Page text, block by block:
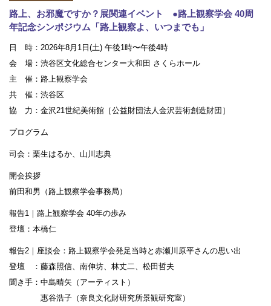
路上、お邪魔ですか？展関連イベント ●路上観察学会 40周
年記念シンポジウム「路上観察よ、いつまでも」
日 時：2026年8月1日(土) 午後1時〜午後4時
会 場：渋谷区文化総合センター大和田 さくらホール
主 催：路上観察学会
共 催：渋谷区
協 力：金沢21世紀美術館［公益財団法人金沢芸術創造財団］
プログラム
司会：栗生はるか、山川志典
開会挨拶
前田和男（路上観察学会事務局）
報告1｜路上観察学会 40年の歩み
登壇：本橋仁
報告2｜座談会：路上観察学会発足当時と赤瀬川原平さんの思い出
登壇 ：藤森照信、南伸坊、林丈二、松田哲夫
聞き手：中島晴矢（アーティスト）
惠谷浩子（奈良文化財研究所景観研究室）